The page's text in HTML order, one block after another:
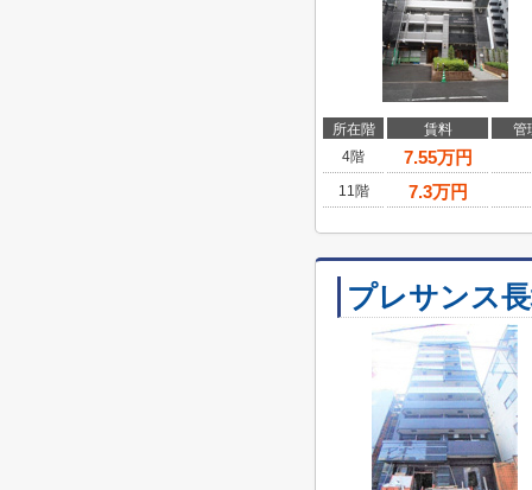
所在階 賃料
管
4階
7.55万円
11階 7.3万円
プレサンス